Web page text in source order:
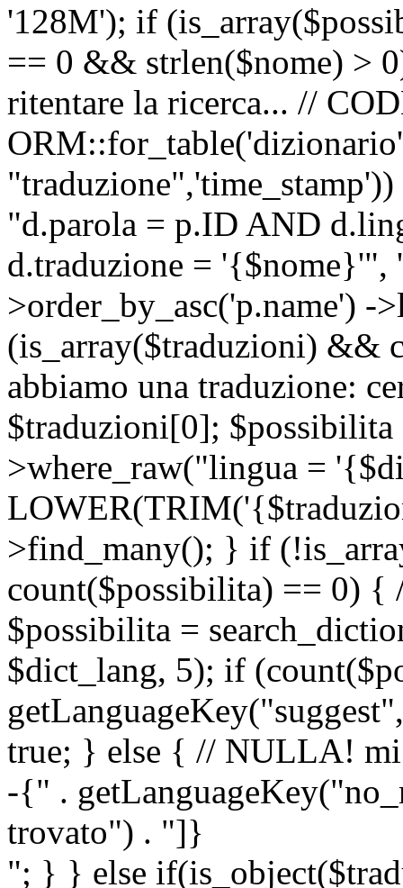
'128M'); if
== 0 && strlen($nome) >
ritentare la ricerca... //
"d.parola = p.ID AND
d.traduzione = '{$nome}'",
>order_by_asc('p.name')
(is_array($traduzioni) &&
abbiamo una traduzione:
$traduzioni[0];
>where_raw("lingua =
>find_many(); } if
count($possibilita) == 0) {
$possibilita =
$dict_lang, 5); if
true; } else { // NULLA! mi
-{" .
trovato") . "]}
"; } } else